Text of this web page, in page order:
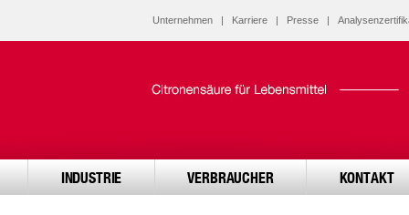
Unternehmen | Karriere | Presse |
INDUSTRIE VERBRAUCHER KONTAKT